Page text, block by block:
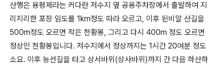
산행은 용평제라는 커다란 저수지 옆 공용주차장에서 출발하여 지
리지리한 포장 임도를 1km정도 따라 오르고, 이후 된비알 산길을
500m정도 오르면 작은 천황봉, 그리고 다시 400m 정도 오르면
정상인 천황봉입니다. 저수지에서 정상까지는 1시간 20여분 정도
소요. 이후 능선길을 타고 상서바위(상사바위)까지 간 다음 하산하